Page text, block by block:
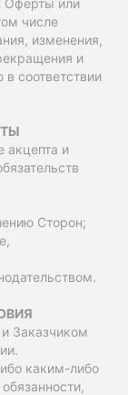
Оферты или
числе
изменения,
и
соответствии
акцепта и
Сторон;
Заказчиком
каким-либо